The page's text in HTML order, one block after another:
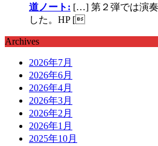
道ノート: […] 第２弾では演
した。HP [
Archives
2026年7月
2026年6月
2026年4月
2026年3月
2026年2月
2026年1月
2025年10月